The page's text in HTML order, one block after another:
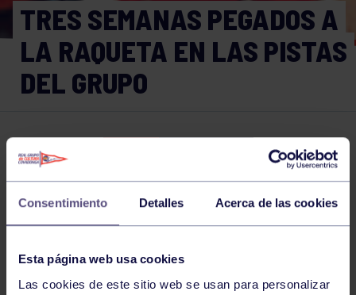
Consentimiento Detalles Acerca de las cookies
Esta página web usa cookies
Las cookies de este sitio web se usan para personalizar
TRES SEMANAS PEGADOS A
LA RAQUETA EN LAS PISTAS
DEL GRUPO
NOTICIAS RELACIONADAS